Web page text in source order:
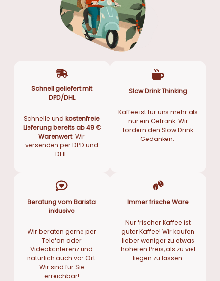
Schnell geliefert mit
DPD/DHL
Schnelle undkostenfreie
Lieferung bereits ab 49 €
Warenwert. Wir
versenden per DPD und
DHL.
Slow Drink Thinking
Kaffee ist für uns mehr als
nur ein Getränk. Wir
fördern den Slow Drink
Gedanken.
Beratung vom Barista
inklusive
Wir beraten gerne per
Telefon oder
Videokonferenz und
natürlich auch vor Ort.
Wir sind für Sie
erreichbar!
Immer frische Ware
Nur frischer Kaffee ist
guter Kaffee! Wir kaufen
lieber weniger zu etwas
höheren Preis, als zu viel
liegen zu lassen.